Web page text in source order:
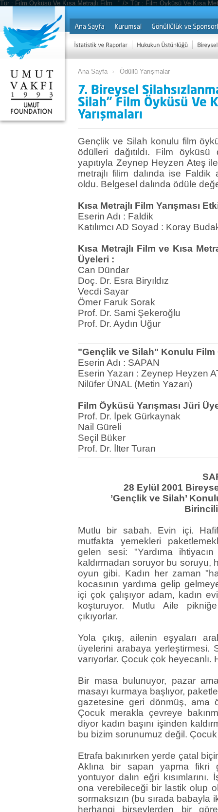
Tür : Film Öyküsü Ve Kısa Metrajlı Film " /> Tür : Film Öyküsü Ve Kısa
Ana Sayfa Ödüllü Yarışmalar
Gençlik ve Silah konulu film
ödülleri dağıtıldı. Film
yapıtıyla Zeynep Heyzen Ateş
metrajlı filim dalında ise Faldik
oldu. Belgesel dalında ödüle
Kısa Metrajlı Film Yarışması
Eserin Adı : Faldik
Katılımcı AD Soyad : Koray
Kısa Metrajlı Film ve Kısa
Üyeleri :
Can Dündar
Doç. Dr. Esra Biryıldız
Vecdi Sayar
Ömer Faruk Sorak
Prof. Dr. Sami Şekeroğlu
Prof. Dr. Aydın Uğur
"Gençlik ve Silah" Konulu Film
Eserin Adı : SAPAN
Eserin Yazarı : Zeynep Heyzen
Nilüfer ÜNAL (Metin Yazarı)
Film Öyküsü Yarışması Jüri
Prof. Dr. İpek Gürkaynak
Nail Güreli
Seçil Büker
Prof. Dr. İlter Turan
28 Eylül 2001
’Gençlik ve Silah’
Mutlu bir sabah. Evin içi.
mutfakta yemekleri
gelen sesi: "Yardıma
kaldırmadan soruyor bu soruyu,
oyun gibi. Kadın her zaman
kocasının yardıma gelip
içi çok çalışıyor adam, kadın
koşturuyor. Mutlu Aile
çıkıyorlar.
Yola çıkış, ailenin eşyaları
üyelerini arabaya yerleştirmesi.
varıyorlar. Çocuk çok
Bir masa bulunuyor, pazar
masayı kurmaya başlıyor,
gazetesine geri dönmüş, ama
Çocuk merakla çevreye
diyor kadın başını işinden
bu bizim sorunumuz değil.
Etrafa bakınırken yerde çatal
Aklına bir sapan yapma fikri
yontuyor dalın eğri
ona verebileceği bir lastik olup
sormaksızın (bu sırada
herhangi birşeylerden bir